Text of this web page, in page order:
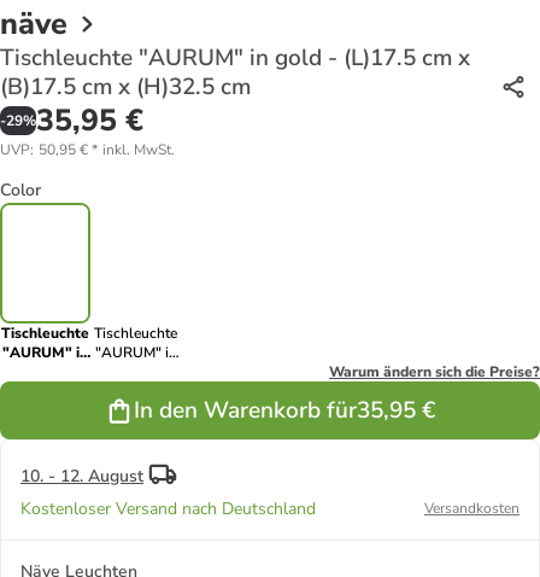
näve
Tischleuchte "AURUM" in gold - (L)17.5 cm x
(B)17.5 cm x (H)32.5 cm
-29%35,95 €
UVP: 50,95 €* inkl. MwSt.
Color
Tischleuchte
"AURUM" in
(L)17.5 cm x
Tischleuchte
"AURUM" in
(B)17.5 cm x
(H)33 cm
Warum ändern sich die Preise?
In den Warenkorb für35,95 €
10. - 12. August
Kostenloser Versand nach Deutschland
Versandkosten
Näve Leuchten